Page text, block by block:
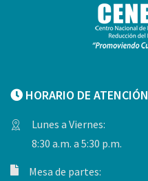
HORARIO DE ATENCIÓN
Lunes a Viernes:
8:30 a.m. a 5:30 p.m.
Mesa de partes: